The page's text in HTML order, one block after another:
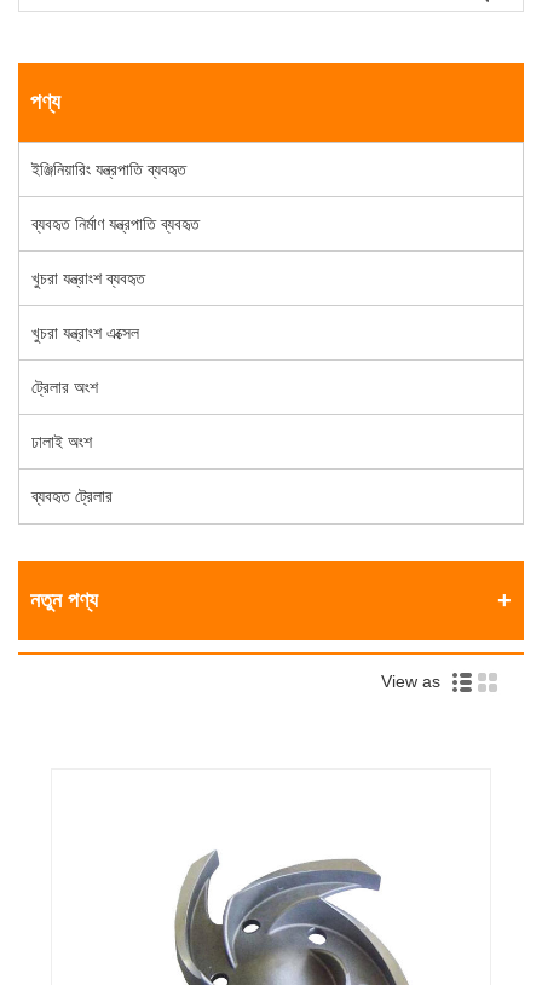
পণ্য
ইঞ্জিনিয়ারিং যন্ত্রপাতি ব্যবহৃত
ব্যবহৃত নির্মাণ যন্ত্রপাতি ব্যবহৃত
খুচরা যন্ত্রাংশ ব্যবহৃত
খুচরা যন্ত্রাংশ এক্সেল
ট্রেলার অংশ
ঢালাই অংশ
ব্যবহৃত ট্রেলার
নতুন পণ্য
View as